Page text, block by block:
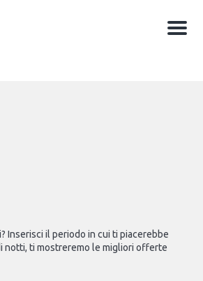
Menu
Inserisci il periodo in cui ti piacerebbe
notti, ti mostreremo le migliori offerte